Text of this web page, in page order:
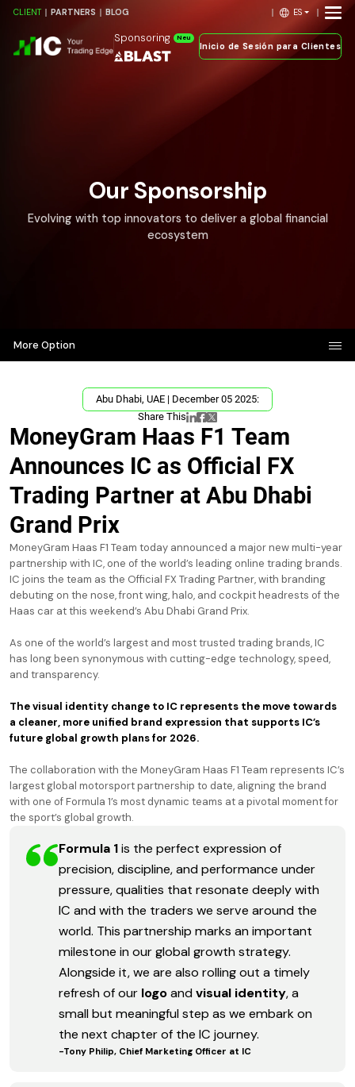
CLIENT PARTNERS BLOG ES
Sponsoring Neu
Inicio de Sesión para Clientes
Our Sponsorship
Evolving with top innovators to deliver a global financial
ecosystem
More Option
Abu Dhabi, UAE | December 05 2025:
Share This
MoneyGram Haas F1 Team
Announces IC as Official FX
Trading Partner at Abu Dhabi
Grand Prix
MoneyGram Haas F1 Team today announced a major new multi-year
partnership with IC, one of the world’s leading online trading brands.
IC joins the team as the Official FX Trading Partner, with branding
debuting on the nose, front wing, halo, and cockpit headrests of the
Haas car at this weekend’s Abu Dhabi Grand Prix.
As one of the world’s largest and most trusted trading brands, IC
has long been synonymous with cutting-edge technology, speed,
and transparency.
The visual identity change to IC represents the move towards
a cleaner, more unified brand expression that supports IC’s
future global growth plans for 2026.
The collaboration with the MoneyGram Haas F1 Team represents IC’s
largest global motorsport partnership to date, aligning the brand
with one of Formula 1’s most dynamic teams at a pivotal moment for
the sport’s global growth.
Formula 1is the perfect expression of
precision, discipline, and performance under
pressure, qualities that resonate deeply with
IC and with the traders we serve around the
world. This partnership marks an important
milestone in our global growth strategy.
Alongside it, we are also rolling out a timely
refresh of our logoand visual identity, a
small but meaningful step as we embark on
the next chapter of the IC journey.
-Tony Philip, Chief Marketing Officer at IC